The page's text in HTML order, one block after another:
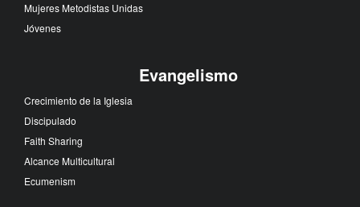
Mujeres Metodistas Unidas
Jóvenes
Evangelismo
Crecimiento de la Iglesia
Discipulado
Faith Sharing
Alcance Multicultural
Ecumenism